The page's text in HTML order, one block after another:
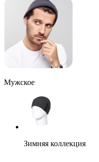
Мужское
Зимняя коллекция